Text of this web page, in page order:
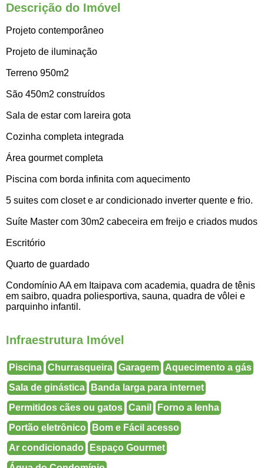
Descrição do Imóvel
Projeto contemporâneo
Projeto de iluminação
Terreno 950m2
São 450m2 construídos
Sala de estar com lareira gota
Cozinha completa integrada
Área gourmet completa
Piscina com borda infinita com aquecimento
5 suites com closet e ar condicionado inverter quente e frio.
Suíte Master com 30m2 cabeceira em freijo e criados mudos
Escritório
Quarto de guardado
Condomínio AA em Itaipava com academia, quadra de tênis
em saibro, quadra poliesportiva, sauna, quadra de vôlei e
parquinho infantil.
Infraestrutura Imóvel
Piscina Churrasqueira Garagem
Aquecimento a gás
Sala de ginástica
Banda larga para internet
Permitidos cães ou gatos Canil
Forno a lenha
Portão eletrônico
Bom e Fácil acesso
Ar condicionado
Espaço Gourmet